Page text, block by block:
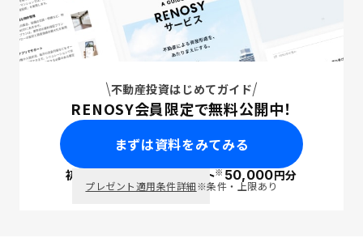
不動産投資はじめてガイド
RENOSY会員限定で無料公開中！
まずは資料をみてみる
初回面談で ポイント※50,000円分
プレゼント適用条件詳細※条件・上限あり